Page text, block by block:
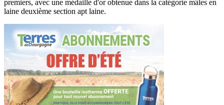
premiers, avec une médaille d'or obtenue dans la catégorie mâles en
laine deuxième section apt laine.